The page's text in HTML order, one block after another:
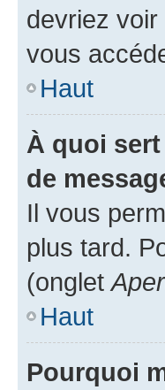
devriez
vous
Haut
À quoi
de
Il vous
plus tard.
(onglet
Haut
Pourquoi